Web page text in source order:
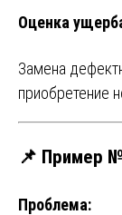
Оценка
Замена
приобретение
📌 Пример
Проблема: